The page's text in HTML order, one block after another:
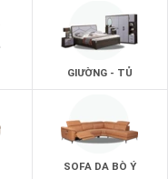
GIƯỜNG - TỦ
SOFA DA BÒ Ý